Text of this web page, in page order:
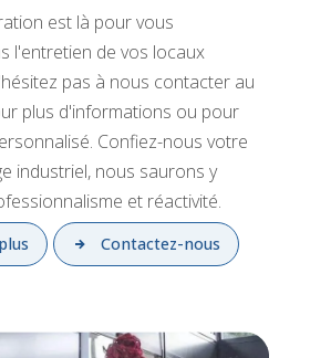
est là pour vous
l'entretien de vos locaux
pas à nous contacter au
plus d'informations ou pour
Confiez-nous votre
industriel, nous saurons y
et réactivité.
Contactez-nous